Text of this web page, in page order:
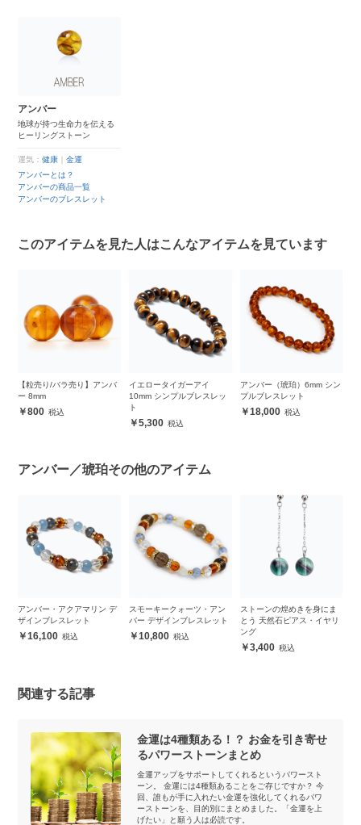
アンバー
地球が持つ生命力を伝える
ヒーリングストーン
運気：健康 ｜金運
アンバーとは？
アンバーの商品一覧
アンバーのブレスレット
このアイテムを見た人はこんなアイテムを見ています
【粒売り/バラ売り】アンバ
ー 8mm
800
イエロータイガーアイ
10mm シンプルブレスレッ
ト
5,300
アンバー（琥珀）6mm シン
プルブレスレット
18,000
アンバー／琥珀その他のアイテム
アンバー・アクアマリン デ
ザインブレスレット
16,100
スモーキークォーツ・アン
バー デザインブレスレット
10,800
ストーンの煌めきを身にま
とう 天然石ピアス・イヤリ
ング
3,400
関連する記事
金運は4種類ある！？ お金を引き寄せ
るパワーストーンまとめ
金運アップをサポートしてくれるというパワースト
ーン。 金運には4種類あることをご存じですか？ 今
回、誰もが手に入れたい金運を強化してくれるパワ
ーストーンを、目的別にまとめました。「金運を上
げたい」と願う人は必読です。